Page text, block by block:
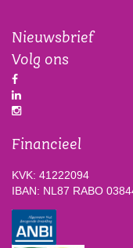
Nieuwsbrief
Volg ons
Financieel
KVK: 41222094
IBAN: NL87 RABO